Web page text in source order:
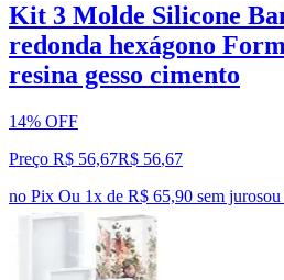
Kit 3 Molde Silicone
redonda hexágono
resina gesso cimento
14% OFF
Preço R$ 56,67R$ 56,67
no Pix Ou 1x de R$ 65,90 sem jurosou